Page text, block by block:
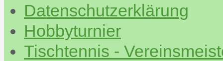
Datenschutzerklärung
Hobbyturnier
Tischtennis -